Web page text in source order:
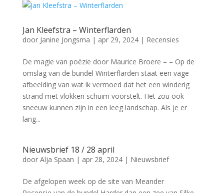
Jan Kleefstra – Winterflarden
door Janine Jongsma | apr 29, 2024| Recensies
De magie van poëzie door Maurice Broere – – Op de
omslag van de bundel Winterflarden staat een vage
afbeelding van wat ik vermoed dat het een winderig
strand met vlokken schuim voorstelt. Het zou ook
sneeuw kunnen zijn in een leeg landschap. Als je er
lang...
Nieuwsbrief 18 / 28 april
door Alja Spaan | apr 28, 2024| Nieuwsbrief
De afgelopen week op de site van Meander